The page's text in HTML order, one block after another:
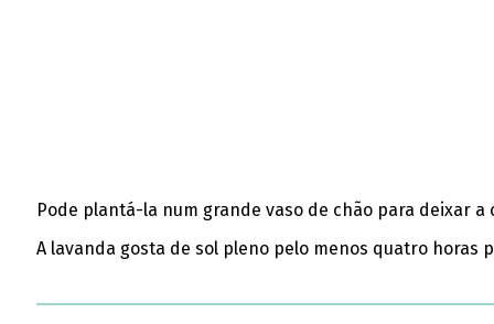
Pode plantá-la num grande vaso de chão para deixar
A lavanda gosta de sol pleno pelo menos quatro horas